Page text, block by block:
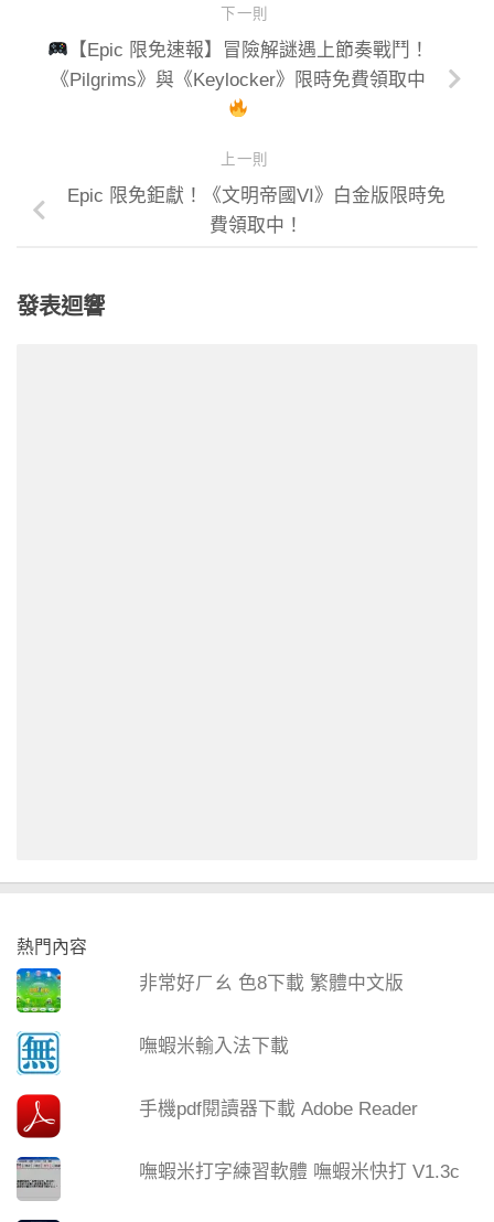
下一則
【Epic 限免速報】冒險解謎遇上節奏戰鬥！
《Pilgrims》與《Keylocker》限時免費領取中
上一則
Epic 限免鉅獻！《文明帝國VI》白金版限時免
費領取中！
發表迴響
熱門內容
非常好ㄏㄠ 色8下載 繁體中文版
嘸蝦米輸入法下載
手機pdf閱讀器下載 Adobe Reader
嘸蝦米打字練習軟體 嘸蝦米快打 V1.3c